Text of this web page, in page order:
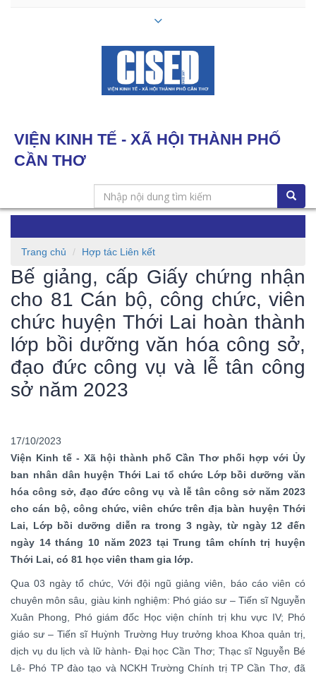
VIỆN KINH TẾ - XÃ HỘI THÀNH PHỐ
CẦN THƠ
navigation
Trang chủ Hợp tác Liên kết
Bế giảng, cấp Giấy chứng nhận
cho 81 Cán bộ, công chức, viên
chức huyện Thới Lai hoàn thành
lớp bồi dưỡng văn hóa công sở,
đạo đức công vụ và lễ tân công
sở năm 2023
17/10/2023
Viện Kinh tế - Xã hội thành phố Cần Thơ phối hợp với Ủy
ban nhân dân huyện Thới Lai tổ chức Lớp bồi dưỡng văn
hóa công sở, đạo đức công vụ và lễ tân công sở năm 2023
cho cán bộ, công chức, viên chức trên địa bàn huyện Thới
Lai, Lớp bồi dưỡng diễn ra trong 3 ngày, từ ngày 12 đến
ngày 14 tháng 10 năm 2023 tại Trung tâm chính trị huyện
Thới Lai, có 81 học viên tham gia lớp.
Qua 03 ngày tổ chức, Với đội ngũ giảng viên, báo cáo viên có
chuyên môn sâu, giàu kinh nghiệm: Phó giáo sư – Tiến sĩ Nguyễn
Xuân Phong, Phó giám đốc Học viện chính trị khu vực IV; Phó
giáo sư – Tiến sĩ Huỳnh Trường Huy trưởng khoa Khoa quản trị,
dịch vụ du lịch và lữ hành- Đại học Cần Thơ; Thạc sĩ Nguyễn Bé
Lê- Phó TP đào tạo và NCKH Trường Chính trị TP Cần Thơ, đã